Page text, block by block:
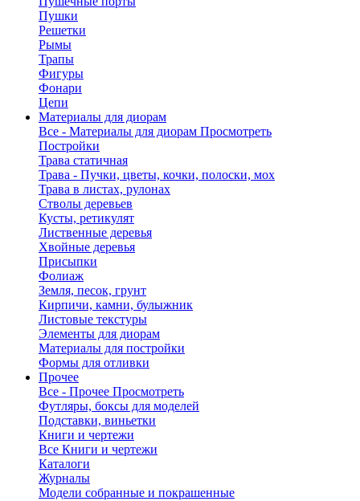
Пушки
Решетки
Рымы
Трапы
Фигуры
Фонари
Цепи
Материалы для диорам
Все - Материалы для диорам Просмотреть
Постройки
Трава статичная
Трава - Пучки, цветы, кочки, полоски, мох
Трава в листах, рулонах
Стволы деревьев
Кусты, ретикулят
Лиственные деревья
Хвойные деревья
Присыпки
Фолиаж
Земля, песок, грунт
Кирпичи, камни, булыжник
Листовые текстуры
Элементы для диорам
Материалы для постройки
Формы для отливки
Прочее
Все - Прочее Просмотреть
Футляры, боксы для моделей
Подставки, виньетки
Книги и чертежи
Все Книги и чертежи
Каталоги
Журналы
Модели собранные и покрашенные